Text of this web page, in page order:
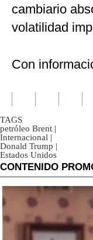
cambiario
volatilidad
Con
TAGS
petróleo Brent |
Internacional |
Donald Trump |
Estados Unidos